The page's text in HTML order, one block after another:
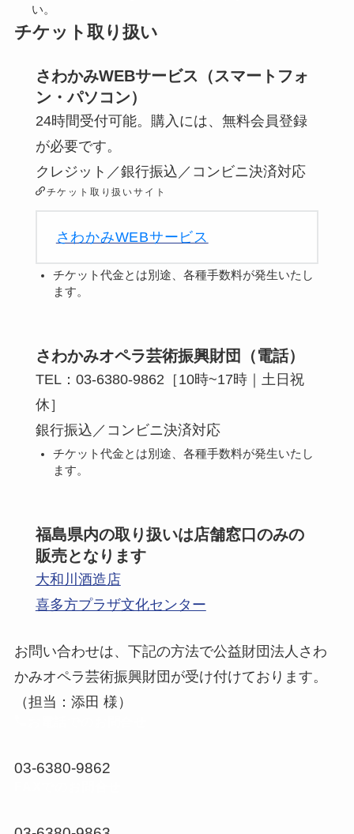
い。
チケット取り扱い
さわかみWEBサービス（スマートフォ
ン・パソコン）
24時間受付可能。購入には、無料会員登録
が必要です。
クレジット／銀行振込／コンビニ決済対応
チケット取り扱いサイト
さわかみWEBサービス
チケット代金とは別途、各種手数料が発生いたし
ます。
さわかみオペラ芸術振興財団（電話）
TEL：03-6380-9862［10時~17時｜土日祝
休］
銀行振込／コンビニ決済対応
チケット代金とは別途、各種手数料が発生いたし
ます。
福島県内の取り扱いは店舗窓口のみの
販売となります
大和川酒造店
喜多方プラザ文化センター
お問い合わせは、下記の方法で公益財団法人さわ
かみオペラ芸術振興財団が受け付けております。
（担当：添田 様）
03-6380-9862